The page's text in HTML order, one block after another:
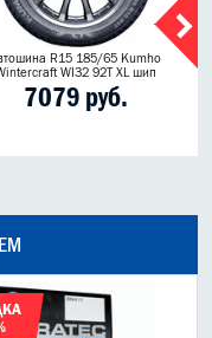
R15 185/65 Kumho
WI32 92T XL шип
7079 руб.